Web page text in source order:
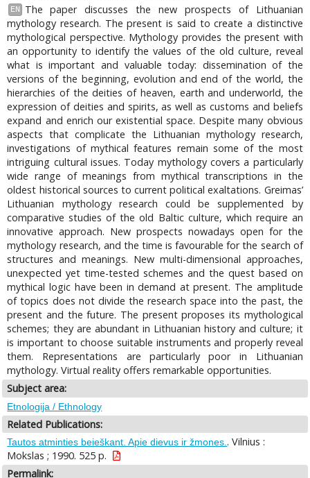
EN
The paper discusses the new prospects of Lithuanian
mythology research. The present is said to create a distinctive
mythological perspective. Mythology provides the present with
an opportunity to identify the values of the old culture, reveal
what is important and valuable today: dissemination of the
versions of the beginning, evolution and end of the world, the
hierarchies of the deities of heaven, earth and underworld, the
expression of deities and spirits, as well as customs and beliefs
expand and enrich our existential space. Despite many obvious
aspects that complicate the Lithuanian mythology research,
investigations of mythical features remain some of the most
intriguing cultural issues. Today mythology covers a particularly
wide range of meanings from mythical transcriptions in the
oldest historical sources to current political exaltations. Greimas’
Lithuanian mythology research could be supplemented by
comparative studies of the old Baltic culture, which require an
innovative approach. New prospects nowadays open for the
mythology research, and the time is favourable for the search of
structures and meanings. New multi-dimensional approaches,
unexpected yet time-tested schemes and the quest based on
mythical logic have been in demand at present. The amplitude
of topics does not divide the research space into the past, the
present and the future. The present proposes its mythological
schemes; they are abundant in Lithuanian history and culture; it
is important to choose suitable instruments and properly reveal
them. Representations are particularly poor in Lithuanian
mythology. Virtual reality offers remarkable opportunities.
Subject area:
Etnologija / Ethnology
Related Publications:
Tautos atminties beieškant. Apie dievus ir žmones.. Vilnius :
Mokslas ; 1990. 525 p.
Permalink: